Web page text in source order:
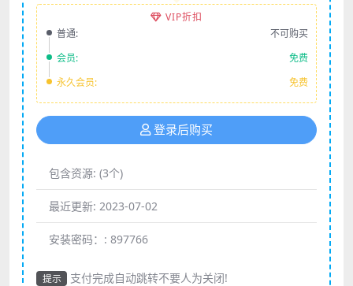
VIP折扣
普通:
不可购买
会员:
免费
永久会员:
免费
登录后购买
包含资源: (3个)
最近更新: 2023-07-02
安装密码：: 897766
提示 支付完成自动跳转不要人为关闭!